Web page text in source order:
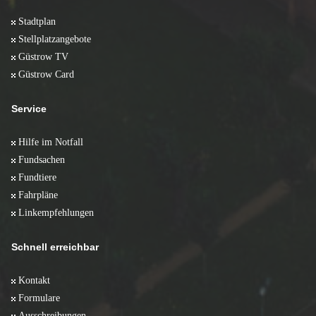
Stadtplan
Stellplatzangebote
Güstrow TV
Güstrow Card
Service
Hilfe im Notfall
Fundsachen
Fundtiere
Fahrpläne
Linkempfehlungen
Schnell erreichbar
Kontakt
Formulare